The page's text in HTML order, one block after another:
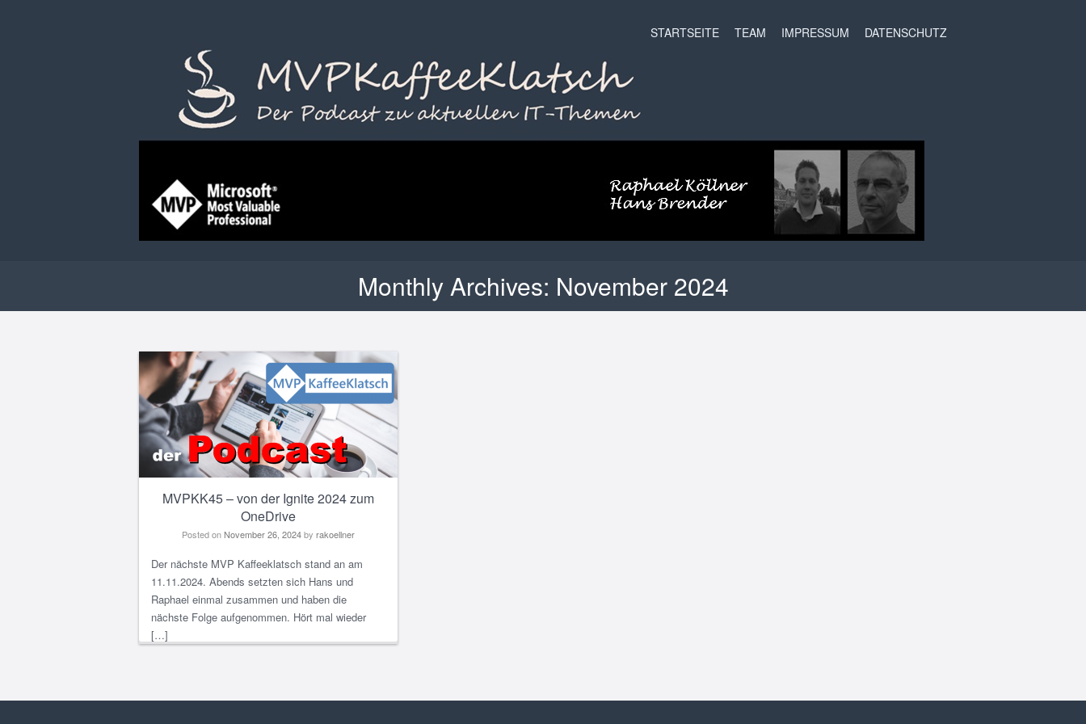
Menu
Skip to content
STARTSEITE TEAM IMPRESSUM DATENSCHUTZ
Monthly Archives: November 2024
MVPKK45 – von der Ignite 2024 zum
OneDrive
Posted on November 26, 2024by rakoellner
Der nächste MVP Kaffeeklatsch stand an am
11.11.2024. Abends setzten sich Hans und
Raphael einmal zusammen und haben die
nächste Folge aufgenommen. Hört mal wieder
[…]